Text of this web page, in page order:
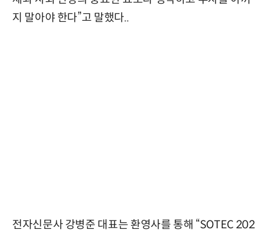
지 말아야 한다”고 말했다..
전자신문사 강병준 대표는 환영사를 통해 “SOTEC 202